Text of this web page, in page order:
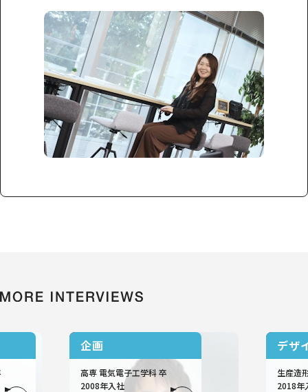
技術職
企画
高専 電気電子工学科 卒
2008年入社
技術職
デザ
生産造
2018年